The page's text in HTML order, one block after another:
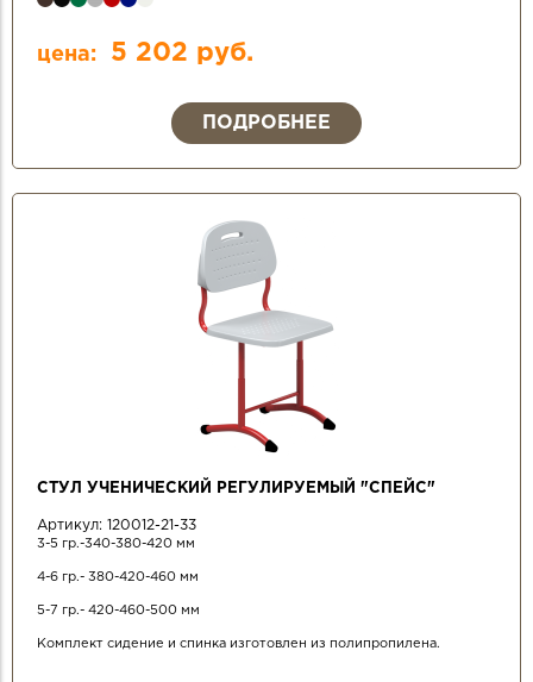
цена: 5 202 руб.
ПОДРОБНЕЕ
СТУЛ УЧЕНИЧЕСКИЙ РЕГУЛИРУЕМЫЙ "СПЕЙС"
Артикул: 120012-21-33
3-5 гр.-340-380-420 мм
4-6 гр.- 380-420-460 мм
5-7 гр.- 420-460-500 мм
Комплект сидение и спинка изготовлен из полипропилена.